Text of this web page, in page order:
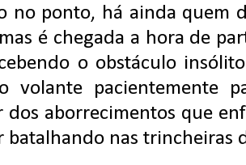
no ponto, há ainda quem
é chegada a hora de
o obstáculo
volante pacientemente
dos aborrecimentos que
batalhando nas trincheiras